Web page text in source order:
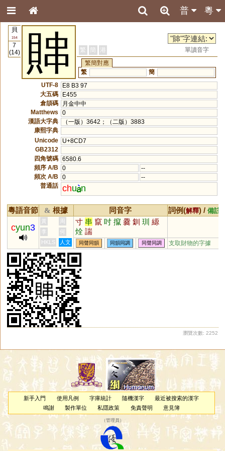
粵
普
貝
154
7
(14)
賗 繁 簡 港
單讀音字
繁簡對應
繁
簡
UTF-8
E8 B3 97
大五碼
E455
倉頡碼
月金中中
Matthews
0
漢語大字典
（一版）3642；（二版）3883
康熙字典
Unicode
U+8CD7
GB2312
四角號碼 6580.6
頻序 A/B
0
--
頻次 A/B
0
--
普通話 chu n
粵語音節 & 根據 同音字 詞例(解釋) / 備註
cyun3
黃 周 寸 串 竄 吋 攛 爨 釧 玔 縓
烇 諯
李
何
HKLS
人文 同聲同韻 同韻同調 同聲同調 支取財物的字據
瀏覽次數: 2252
新手入門 使用凡例 字庫統計 隨機漢字
最近被搜索的漢字
鳴謝
製作單位 私隱政策 免責聲明 意見簿
（管理員 ）